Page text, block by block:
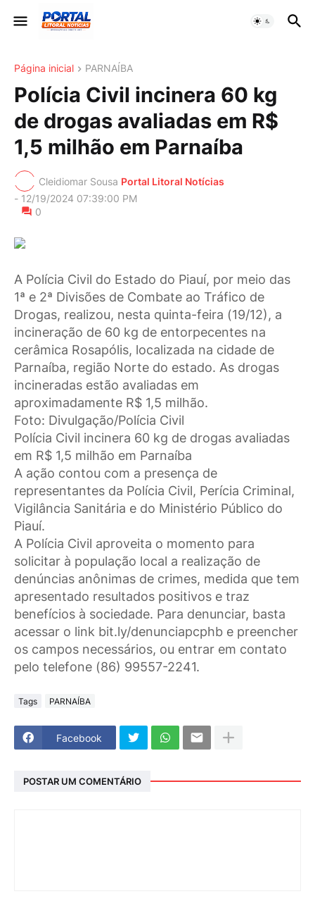
Página inicial PARNAÍBA
Polícia Civil incinera 60 kg
de drogas avaliadas em R$
1,5 milhão em Parnaíba
Cleidiomar Sousa Portal Litoral Notícias
- 12/19/2024 07:39:00 PM
0
A Polícia Civil do Estado do Piauí, por meio das
1ª e 2ª Divisões de Combate ao Tráfico de
Drogas, realizou, nesta quinta-feira (19/12), a
incineração de 60 kg de entorpecentes na
cerâmica Rosapólis, localizada na cidade de
Parnaíba, região Norte do estado. As drogas
incineradas estão avaliadas em
aproximadamente R$ 1,5 milhão.
Foto: Divulgação/Polícia Civil
Polícia Civil incinera 60 kg de drogas avaliadas
em R$ 1,5 milhão em Parnaíba
A ação contou com a presença de
representantes da Polícia Civil, Perícia Criminal,
Vigilância Sanitária e do Ministério Público do
Piauí.
A Polícia Civil aproveita o momento para
solicitar à população local a realização de
denúncias anônimas de crimes, medida que tem
apresentado resultados positivos e traz
benefícios à sociedade. Para denunciar, basta
acessar o link bit.ly/denunciapcphb e preencher
os campos necessários, ou entrar em contato
pelo telefone (86) 99557-2241.
Tags PARNAÍBA
Facebook
POSTAR UM COMENTÁRIO